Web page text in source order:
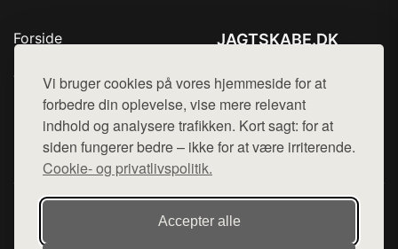
Vi bruger cookies på vores hjemmeside for at
forbedre din oplevelse, vise mere relevant
indhold og analysere trafikken. Kort sagt: for at
siden fungerer bedre – ikke for at være irriterende.
Cookie- og privatlivspolitik.
Accepter alle
Forside
Top Rabatter
Blog
Kontakt
JAGTSKABE.DK
Mail: hej@want.dk
Cookie- og privatlivspolitik
Denne side er en del af want.dk, der udgiver en række
hjemmesider med præsentation af forskellige produkter fra